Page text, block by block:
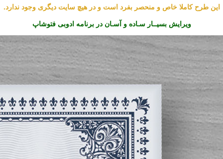
این طرح کاملا خاص و منحصر بفرد است و در هیچ سایت دیگری وجود ندارد.
ویرایش بسیــار سـاده و آسـان در برنامه ادوبی فتوشاپ